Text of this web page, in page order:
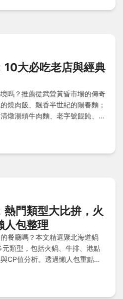
10大必吃老店與經典
嗎？推薦從武營黃昏市場的傳奇
燒肉飯、飄香半世紀的陽春麵；
燉湯頭牛肉麵、老字號餛飩、酥
掘！
熱門類型大比拚，火
人包整理
餐廳嗎？本文精選聚北海道鍋
類型，包括火鍋、牛排、港點
CP值分析。透過懶人包重點整